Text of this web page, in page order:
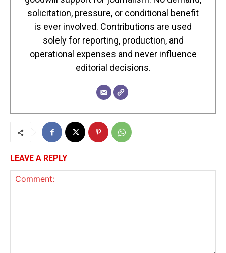
solicitation, pressure, or conditional benefit
is ever involved. Contributions are used
solely for reporting, production, and
operational expenses and never influence
editorial decisions.
LEAVE A REPLY